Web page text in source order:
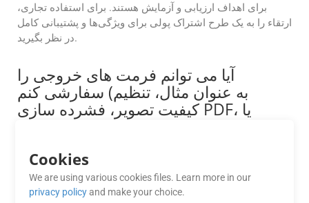
برای اهداف ارزیابی و آزمایش هستند. برای استفاده تجاری،
ارتقاء را به یک طرح اشتراک پولی برای ویژگی‌ها و پشتیبانی کامل
در نظر بگیرید.
آیا می توانم فرمت های خروجی را
سفارشی کنم (به عنوان مثال، تنظیم
کیفیت تصویر، فشرده سازی PDF، یا
محدوده صفحه)؟
کیفیت تصویر برای فایل‌های PDF، تعیین محدوده صفحه برای
تبدیل و تنظیم سطوح فشرده‌سازی را ارائه می‌کنند. برای جزئیات
به مستندات مراجعه کنید.
Cookies
We are using various cookies files. Learn more in our
privacy policyand make your choice.